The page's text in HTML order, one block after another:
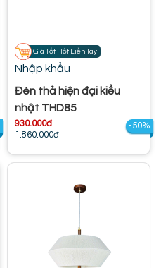
Giá Tốt Hốt Liền Tay
Nhập khẩu
Đèn thả hiện đại kiểu
nhật THD85
930.000đ
1.860.000đ
-50%